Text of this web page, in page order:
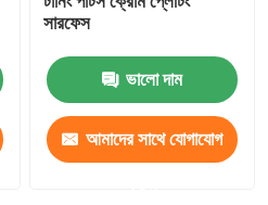
সারফেস
ভালো দাম
আমাদের সাথে যোগাযোগ